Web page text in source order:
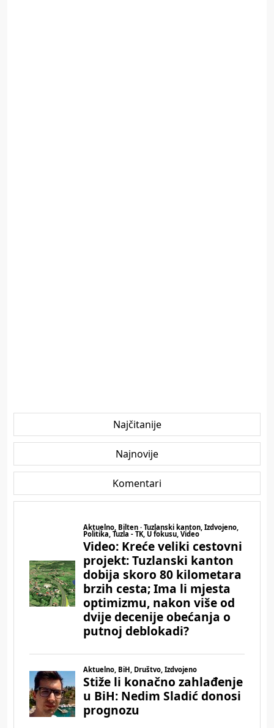
Najčitanije
Najnovije
Komentari